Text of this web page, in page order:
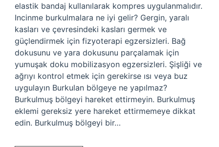
elastik bandaj kullanılarak kompres uygulanmalıdır.
Incinme burkulmalara ne iyi gelir? Gergin, yaralı
kasları ve çevresindeki kasları germek ve
güçlendirmek için fizyoterapi egzersizleri. Bağ
dokusunu ve yara dokusunu parçalamak için
yumuşak doku mobilizasyon egzersizleri. Şişliği ve
ağrıyı kontrol etmek için gerekirse ısı veya buz
uygulayın Burkulan bölgeye ne yapılmaz?
Burkulmuş bölgeyi hareket ettirmeyin. Burkulmuş
eklemi gereksiz yere hareket ettirmemeye dikkat
edin. Burkulmuş bölgeyi bir…